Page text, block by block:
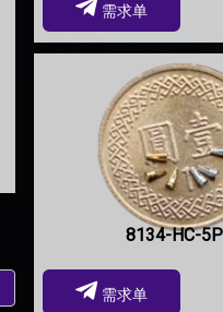
需求单
8134-HC-
需求单